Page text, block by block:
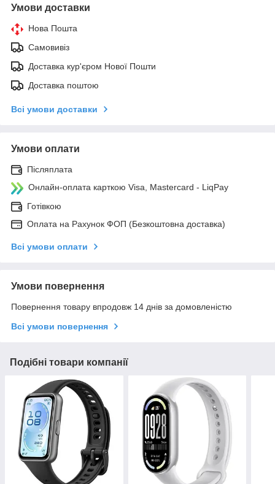
Умови доставки
Нова Пошта
Самовивіз
Доставка кур'єром Нової Пошти
Доставка поштою
Всі умови доставки
Умови оплати
Післяплата
Онлайн-оплата карткою Visa, Mastercard - LiqPay
Готівкою
Оплата на Рахунок ФОП (Безкоштовна доставка)
Всі умови оплати
Умови повернення
Повернення товару впродовж 14 днів за домовленістю
Всі умови повернення
Подібні товари компанії